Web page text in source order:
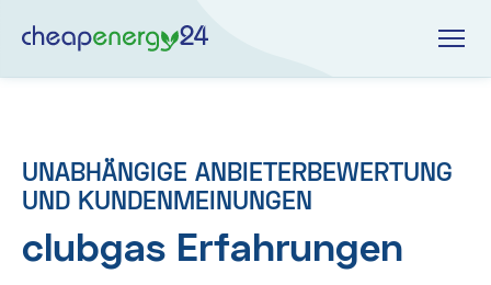
UNABHÄNGIGE ANBIETERBEWERTUNG
UND KUNDENMEINUNGEN
clubgas Erfahrungen